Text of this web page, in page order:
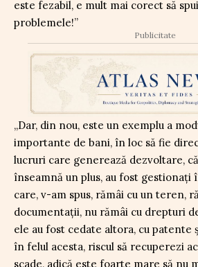
este fezabil, e mult mai corect să
problemele!”
Publicitate
„Dar, din nou, este un exemplu a
importante de bani, în loc să fie
lucruri care generează dezvoltare,
înseamnă un plus, au fost
care, v-am spus, rămâi cu un teren,
documentații, nu rămâi cu drepturi
ele au fost cedate altora, cu patente
în felul acesta, riscul să recuperezi
scade, adică este foarte mare să nu